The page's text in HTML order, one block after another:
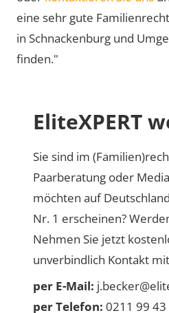
eine sehr gute
in Schnackenburg und
finden."
EliteXPERT
Sie sind im
Paarberatung oder
möchten auf
Nr. 1 erscheinen?
Nehmen Sie jetzt
unverbindlich Kontakt
per E-Mail:
per Telefon: 0211 99 43